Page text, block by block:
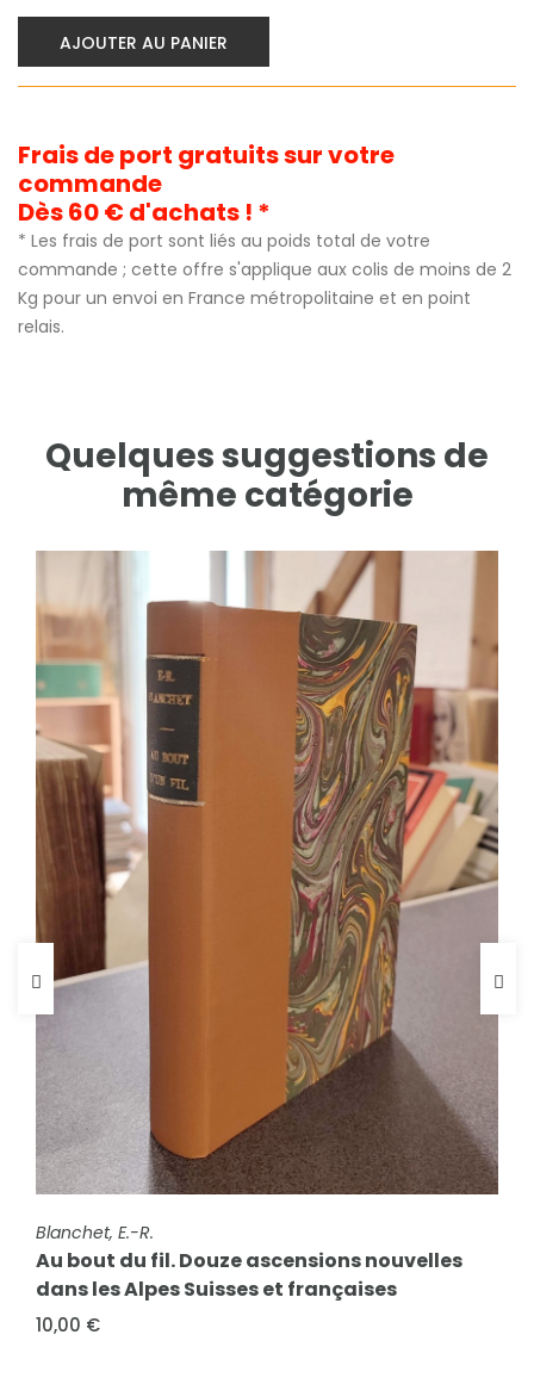
AJOUTER AU PANIER
Frais de port gratuits sur votre
commande
Dès 60 € d'achats ! *
* Les frais de port sont liés au poids total de votre
commande ; cette offre s'applique aux colis de moins de 2
Kg pour un envoi en France métropolitaine et en point
relais.
Quelques suggestions de
même catégorie
FICHE COMPLÈTE
Blanchet, E.-R.
Au bout du fil. Douze ascensions nouvelles
dans les Alpes Suisses et françaises
10,00 €
Salley, Eric
Vallée de l'Arve et environs. Gravures du
Peintre Eric Salley. Cluses - Scionzier - Marnaz
-...